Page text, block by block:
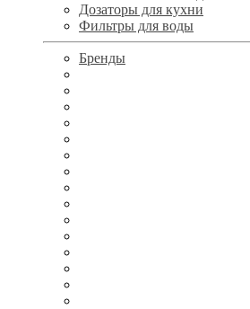
Дозаторы для кухни
Фильтры для воды
Бренды